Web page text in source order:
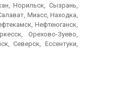
Норильск, Сызрань,
Миасс, Находка,
Нефтеюганск,
Орехово-Зуево,
Северск, Ессентуки,